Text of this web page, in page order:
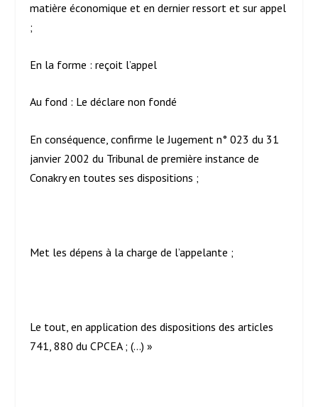
matière économique et en dernier ressort et sur appel
;
En la forme : reçoit l’appel
Au fond : Le déclare non fondé
En conséquence, confirme le Jugement n° 023 du 31
janvier 2002 du Tribunal de première instance de
Conakry en toutes ses dispositions ;
Met les dépens à la charge de l’appelante ;
Le tout, en application des dispositions des articles
741, 880 du CPCEA ; (…) »